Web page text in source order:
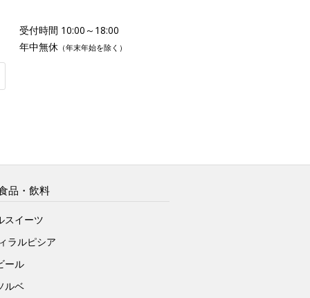
受付時間 10:00～18:00
年中無休 （年末年始を除く）
品・飲料
スイーツ
ラルピシア
ール
ルベ